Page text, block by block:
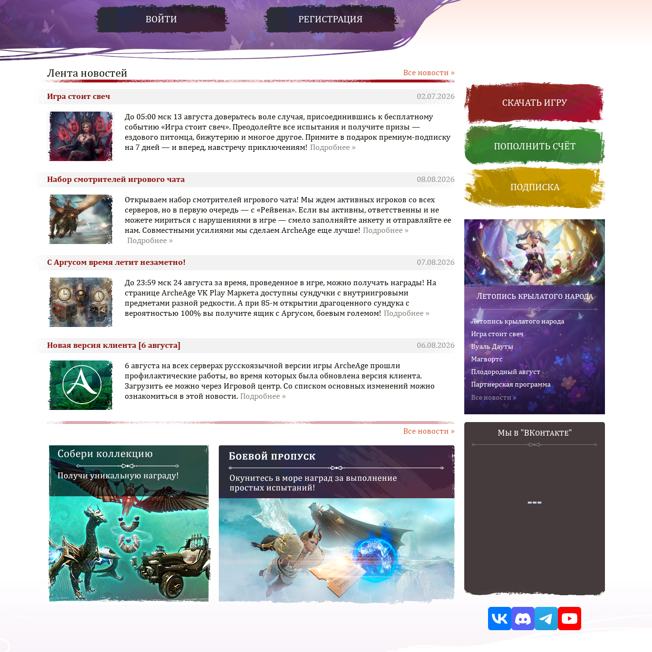
ВОЙТИ РЕГИСТРАЦИЯ
Лента новостей Все новости »
02.07.2026
Игра стоит свеч
показать
До 05:00 мск 13 августа доверьтесь воле случая, присоединившись к бесплатному
событию «Игра стоит свеч». Преодолейте все испытания и получите призы —
ездового питомца, бижутерию и многое другое. Примите в подарок премиум-подписку
на 7 дней — и вперед, навстречу приключениям!
08.08.2026
Набор смотрителей игрового чата
показать
Открываем набор смотрителей игрового чата! Мы ждем активных игроков со всех
серверов, но в первую очередь — с «Рейвена». Если вы активны, ответственны и не
можете мириться с нарушениями в игре — смело заполняйте анкету и отправляйте ее
нам. Совместными усилиями мы сделаем ArcheAge еще лучше!
07.08.2026
С Аргусом время летит незаметно!
показать
До 23:59 мск 24 августа за время, проведенное в игре, можно получать награды! На
странице ArcheAge VK Play Маркета доступны сундучки с внутриигровыми
предметами разной редкости. А при 85-м открытии драгоценного сундука с
вероятностью 100% вы получите ящик с Аргусом, боевым големом!
06.08.2026
Новая версия клиента [6 августа]
показать
6 августа на всех серверах русскоязычной версии игры ArcheAge прошли
профилактические работы, во время которых была обновлена версия клиента.
Загрузить ее можно через Игровой центр. Со списком основных изменений можно
ознакомиться в этой новости.
Все новости »
СКАЧАТЬ ИГРУ
ПОПОЛНИТЬ СЧЁТ
ПОДПИСКА
Летопись крылатого народа
Летопись крылатого народа
Игра стоит свеч
Вуаль Дауты
Магвортс
Плодородный август
Партнерская программа
Все новости »
Мы в "ВКонтакте"